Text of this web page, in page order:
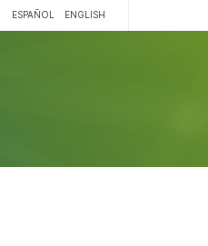
ESPAÑOL ENGLISH